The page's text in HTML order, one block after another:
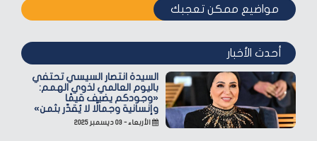
مواضيع ممكن تعجبك
أحدث الأخبار
السيدة انتصار السيسي تحتفي
باليوم العالمي لذوي الهمم:
«وجودكم يضيف قيمًا
وإنسانية وجمالًا لا يُقدّر بثمن»
الأربعاء - ٠٣ ديسمبر ٢٠٢٥